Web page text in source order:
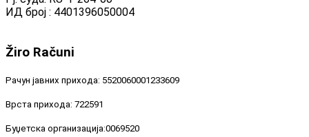
ИД број : 4401396050004
Žiro Računi
Рачун јавних прихода: 5520060001233609
Врста прихода: 722591
Буџетска организација:0069520